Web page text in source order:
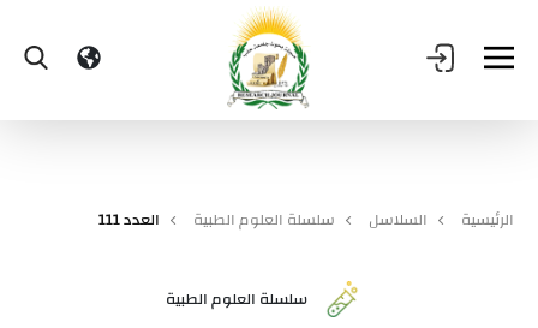
الرئيسية السلاسل سلسلة العلوم الطبية العدد 111
سلسلة العلوم الطبية